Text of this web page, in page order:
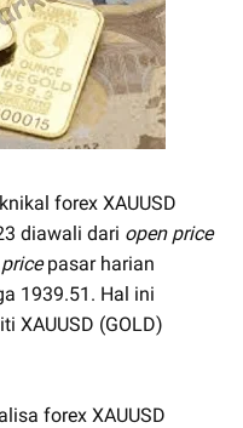
forex XAUUSD
diawali dari open price
pasar harian
1939.51. Hal ini
XAUUSD (GOLD)
forex XAUUSD